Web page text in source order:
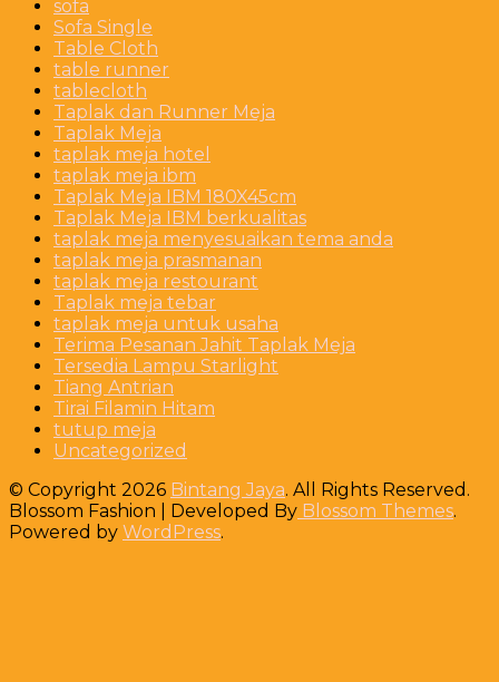
sofa
Sofa Single
Table Cloth
table runner
tablecloth
Taplak dan Runner Meja
Taplak Meja
taplak meja hotel
taplak meja ibm
Taplak Meja IBM 180X45cm
Taplak Meja IBM berkualitas
taplak meja menyesuaikan tema anda
taplak meja prasmanan
taplak meja restourant
Taplak meja tebar
taplak meja untuk usaha
Terima Pesanan Jahit Taplak Meja
Tersedia Lampu Starlight
Tiang Antrian
Tirai Filamin Hitam
tutup meja
Uncategorized
© Copyright 2026 Bintang Jaya. All Rights Reserved.
Blossom Fashion | Developed By Blossom Themes.
Powered by WordPress.